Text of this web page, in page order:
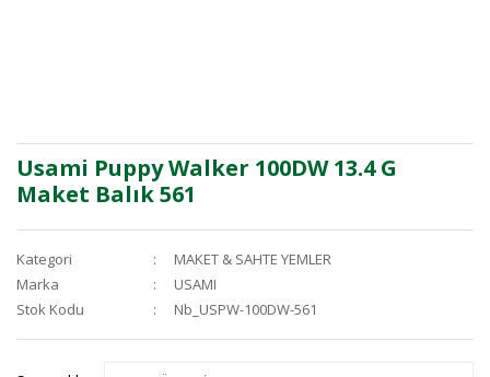
Usami Puppy Walker 100DW 13.4 G
Maket Balık 561
Kategori
MAKET & SAHTE YEMLER
Marka
USAMI
Stok Kodu
Nb_USPW-100DW-561